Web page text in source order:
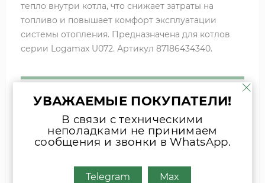
тепло внутри котла, что снижает затраты на
топливо и повышает комфорт эксплуатации
системы отопления. Предназначена для котлов
серии Logamax U072. Артикул 87186434340.
Если вы затрудняетесь с выбором
шильда оборудования или запчасти
удобным для Вас способом
Наши специалисты свяжутся с Вами.
УВАЖАЕМЫЕ ПОКУПАТЕЛИ!
В связи с техническими
неполадками не принимаем
сообщения и звонки в WhatsApp.
Telegram Max